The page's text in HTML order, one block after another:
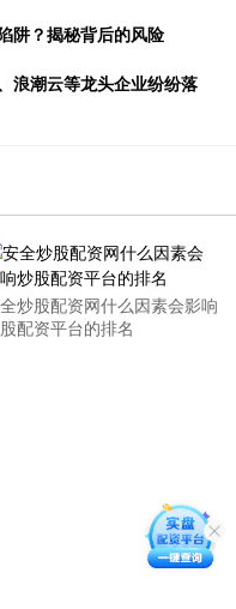
阱？揭秘背后的风险
浪潮云等龙头企业纷纷落
炒股配资网什么因素会影响
配资平台的排名